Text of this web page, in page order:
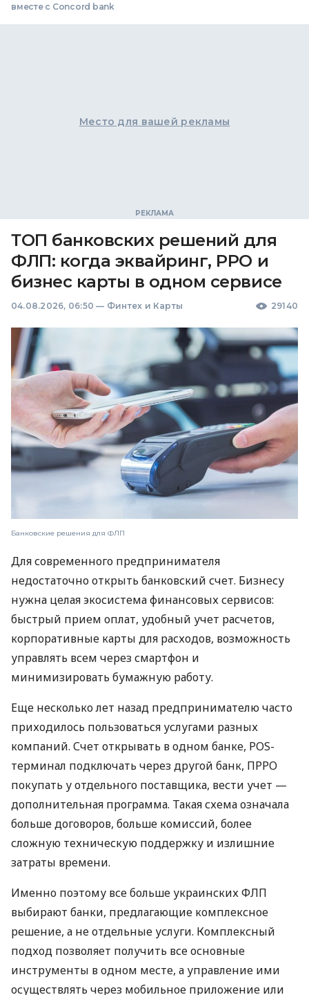
вместе с Concord bank
Место для вашей рекламы
ТОП банковских решений для
ФЛП: когда эквайринг, РРО и
бизнес карты в одном сервисе
04.08.2026, 06:50 — Финтех и Карты 29140
Банковские решения для ФЛП
Для современного предпринимателя
недостаточно открыть банковский счет. Бизнесу
нужна целая экосистема финансовых сервисов:
быстрый прием оплат, удобный учет расчетов,
корпоративные карты для расходов, возможность
управлять всем через смартфон и
минимизировать бумажную работу.
Еще несколько лет назад предпринимателю часто
приходилось пользоваться услугами разных
компаний. Счет открывать в одном банке, POS-
терминал подключать через другой банк, ПРРО
покупать у отдельного поставщика, вести учет —
дополнительная программа. Такая схема означала
больше договоров, больше комиссий, более
сложную техническую поддержку и излишние
затраты времени.
Именно поэтому все больше украинских ФЛП
выбирают банки, предлагающие комплексное
решение, а не отдельные услуги. Комплексный
подход позволяет получить все основные
инструменты в одном месте, а управление ими
осуществлять через мобильное приложение или